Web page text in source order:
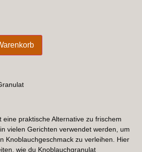
eine praktische Alternative zu frischem
vielen Gerichten verwendet werden, um
Knoblauchgeschmack zu verleihen. Hier
wie du Knoblauchgranulat